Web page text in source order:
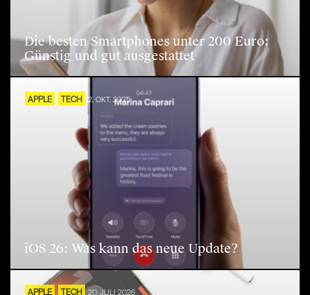
Die besten Smartphones unter 200 Euro:
Günstig und gut ausgestattet
APPLE TECH 2. OKT. 2025
iOS 26: Was kann das neue Update?
APPLE TECH 20. JULI 2026